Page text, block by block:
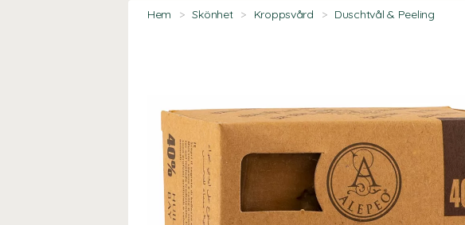
Hem > Skönhet > Kroppsvård > Duschtvål & Peeling